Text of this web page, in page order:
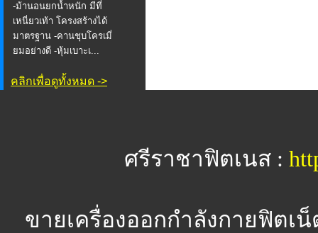
-ม้านอนยกน้ำหนัก มีที่
เหนี่ยวเท้า โครงสร้างได้
มาตรฐาน -คานชุบโครเมี่
ยมอย่างดี -หุ้มเบาะเ...
คลิกเพื่อดูทั้งหมด ->
ศรีราชาฟิตเนส :
ขายเครื่องออกกำลังกายฟิตเ